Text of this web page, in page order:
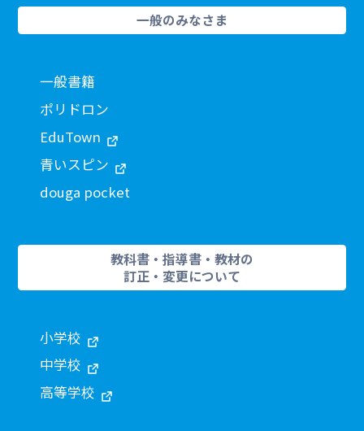
一般のみなさま
一般書籍
ポリドロン
EduTown
青いスピン
douga pocket
教科書・指導書・教材の
訂正・変更について
小学校
中学校
高等学校